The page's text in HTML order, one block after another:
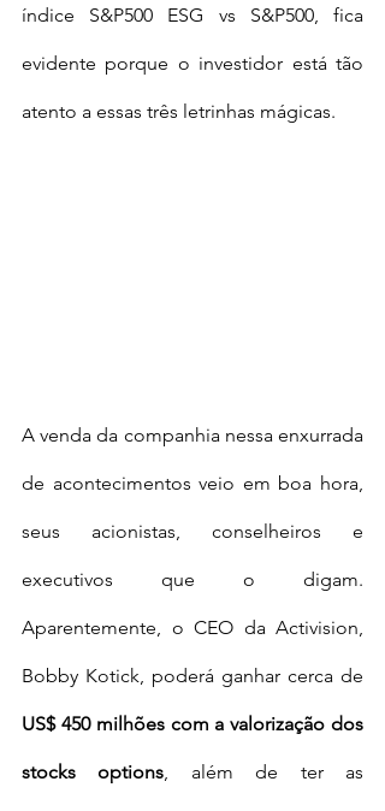
índice S&P500 ESG vs S&P500, fica
evidente porque o investidor está tão
atento a essas três letrinhas mágicas.
A venda da companhia nessa enxurrada
de acontecimentos veio em boa hora,
seus acionistas, conselheiros e
executivos que o digam.
Aparentemente, o CEO da Activision,
US$ 450 milhões com a valorização dos
stocks options, além de ter as